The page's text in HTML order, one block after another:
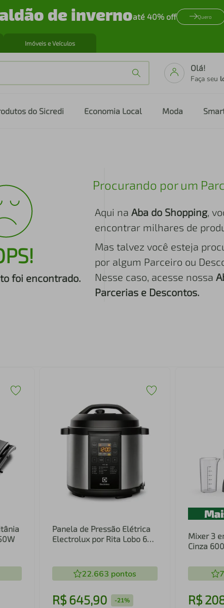
de invernoaté 40% off Quero
Imóveis e Veículos
Olá!
Faça seu
do Sicredi Economia Local Moda
foi encontrado.
Procurando por um
Aqui na Aba do Shopping,
encontrar milhares de
Mas talvez você esteja
por algum Parceiro ou
Nesse caso, acesse nossa
Parcerias e Descontos.
Panela de Pressão Elétrica
Electrolux por Rita Lobo 6L
22.663 pontos
R$645,90 -21%
Mixer 3
Cinza
(EIB20)
R$